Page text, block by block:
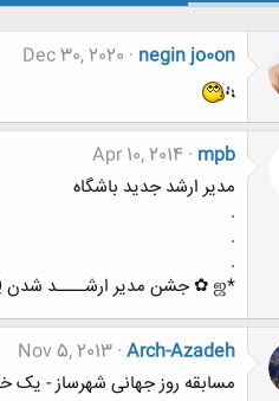
negin jo0on
Dec 30, 2020
mpb
Apr 10, 2014
مدیر ارشد جدید باشگاه
.
.
.
*ஜ ✿ جشن مدیر ارشــــد شدن DDDIQ عزیز ✿ ஜ *
Arch-Azadeh
Nov 5, 2013
مسابقه روز جهانی شهرساز -